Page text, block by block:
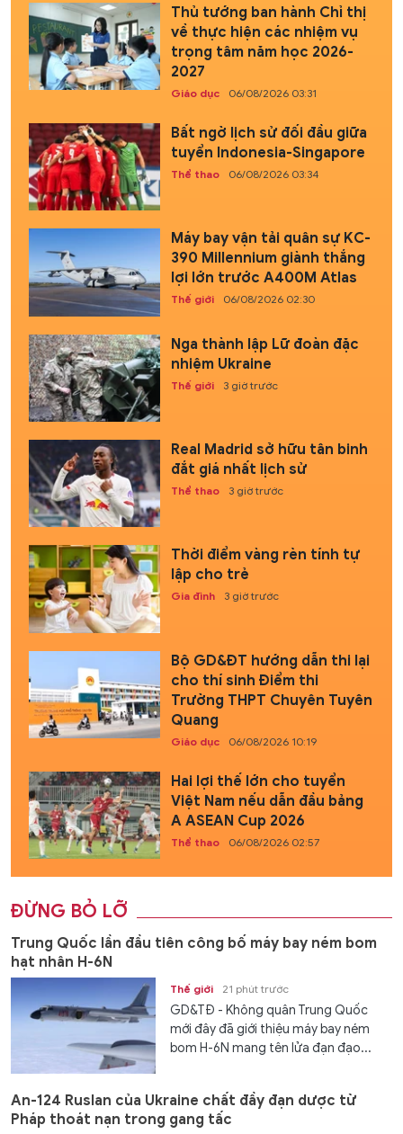
Thủ tướng ban hành Chỉ thị
về thực hiện các nhiệm vụ
trọng tâm năm học 2026-
2027
Giáo dục 06/08/2026 03:31
Bất ngờ lịch sử đối đầu giữa
tuyển Indonesia-Singapore
Thể thao 06/08/2026 03:34
Máy bay vận tải quân sự KC-
390 Millennium giành thắng
lợi lớn trước A400M Atlas
Thế giới 06/08/2026 02:30
Nga thành lập Lữ đoàn đặc
nhiệm Ukraine
Thế giới 3 giờ trước
Real Madrid sở hữu tân binh
đắt giá nhất lịch sử
Thể thao 3 giờ trước
Thời điểm vàng rèn tính tự
lập cho trẻ
Gia đình 3 giờ trước
Bộ GD&ĐT hướng dẫn thi lại
cho thí sinh Điểm thi
Trường THPT Chuyên Tuyên
Quang
Giáo dục 06/08/2026 10:19
Hai lợi thế lớn cho tuyển
Việt Nam nếu dẫn đầu bảng
A ASEAN Cup 2026
Thể thao 06/08/2026 02:57
ĐỪNG BỎ LỠ
Trung Quốc lần đầu tiên công bố máy bay ném bom
hạt nhân H-6N
Thế giới 21 phút trước
GD&TĐ - Không quân Trung Quốc
mới đây đã giới thiệu máy bay ném
bom H-6N mang tên lửa đạn đạo...
An-124 Ruslan của Ukraine chất đầy đạn dược từ
Pháp thoát nạn trong gang tấc